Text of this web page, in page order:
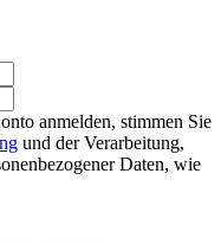
anmelden, stimmen Sie
und der Verarbeitung,
Daten, wie